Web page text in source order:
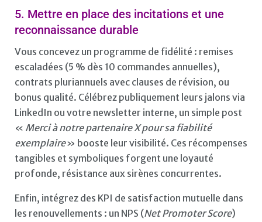
5. Mettre en place des incitations et une
reconnaissance durable
Vous concevez un programme de fidélité : remises
escaladées (5 % dès 10 commandes annuelles),
contrats pluriannuels avec clauses de révision, ou
bonus qualité. Célébrez publiquement leurs jalons via
LinkedIn ou votre newsletter interne, un simple post
« Merci à notre partenaire X pour sa fiabilité
exemplaire» booste leur visibilité. Ces récompenses
tangibles et symboliques forgent une loyauté
profonde, résistance aux sirènes concurrentes.
Enfin, intégrez des KPI de satisfaction mutuelle dans
les renouvellements : un NPS (Net Promoter Score)